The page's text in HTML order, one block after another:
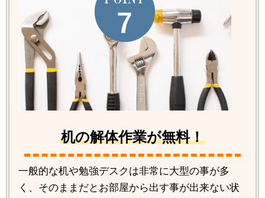
机の解体作業が無料！
一般的な机や勉強デスクは非常に大型の事が多
く、そのままだとお部屋から出す事が出来ない状